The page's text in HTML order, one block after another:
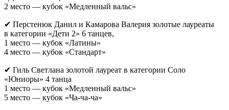
2 место — кубок «Медленный вальс»
✔ Перстенюк Данил и Камарова Валерия золотые лауреаты
в категории «Дети 2» 6 танцев,
1 место — кубок «Латины»
4 место — кубок «Стандарт»
✔ Гиль Светлана золотой лауреат в категории Соло
«Юниоры» 4 танца
1 место — кубок «Медленный вальс»
5 место — кубок «Ча-ча-ча»